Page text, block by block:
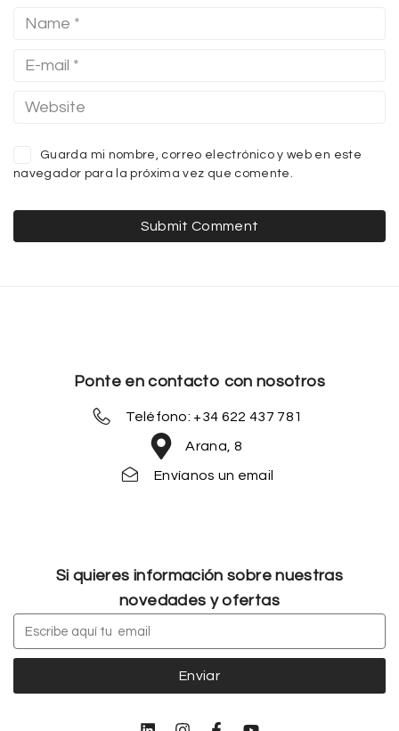
Guarda mi nombre, correo electrónico y web en este
navegador para la próxima vez que comente.
Ponte en contacto con nosotros
Teléfono: +34 622 437 781
Arana, 8
Envíanos un email
Si quieres información sobre nuestras
novedades y ofertas
Enviar